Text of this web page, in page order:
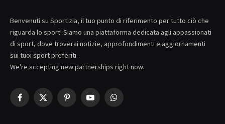
Benvenuti su Sportizia, il tuo punto di riferimento per tutto ciò che
riguarda lo sport! Siamo una piattaforma dedicata agli appassionati
di sport, dove troverai notizie, approfondimenti e aggiornamenti
sui tuoi sport preferiti.
We're accepting new partnerships right now.
Facebook
X
PinterestYouTubeWhatsApp